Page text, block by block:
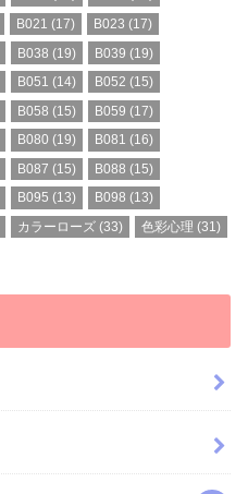
B021 (17) B023 (17)
B038 (19) B039 (19)
B051 (14) B052 (15)
B058 (15) B059 (17)
B080 (19) B081 (16)
B087 (15) B088 (15)
B095 (13) B098 (13)
カラーローズ (33) 色彩心理 (31)